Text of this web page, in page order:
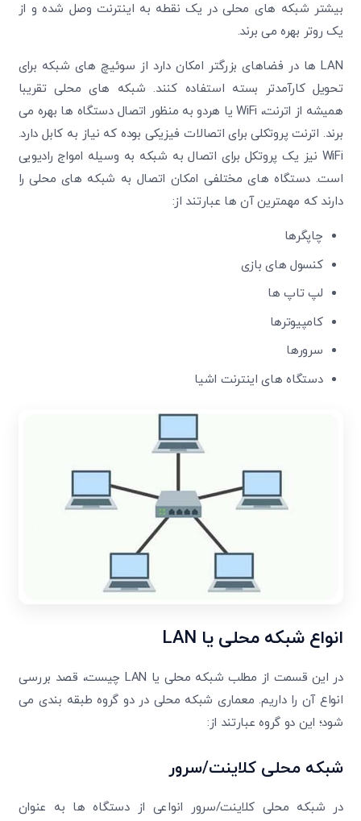
بیشتر شبکه های محلی در یک نقطه به اینترنت وصل شده و از
یک روتر بهره می برند.
LAN ها در فضاهای بزرگتر امکان دارد از سوئیچ های شبکه برای
تحویل کارآمدتر بسته استفاده کنند. شبکه های محلی تقریبا
همیشه از اترنت، WiFi یا هردو به منظور اتصال دستگاه ها بهره می
برند. اترنت پروتکلی برای اتصالات فیزیکی بوده که نیاز به کابل دارد.
WiFi نیز یک پروتکل برای اتصال به شبکه به وسیله امواج رادیویی
است. دستگاه های مختلفی امکان اتصال به شبکه های محلی را
دارند که مهمترین آن ها عبارتند از:
چاپگرها
کنسول های بازی
لپ تاپ ها
کامپیوترها
سرورها
دستگاه های اینترنت اشیا
انواع شبکه محلی یا LAN
در این قسمت از مطلب شبکه محلی یا LAN چیست، قصد بررسی
انواع آن را داریم. معماری شبکه محلی در دو گروه طبقه بندی می
شود؛ این دو گروه عبارتند از:
شبکه محلی کلاینت/سرور
در شبکه محلی کلاینت/سرور انواعی از دستگاه ها به عنوان